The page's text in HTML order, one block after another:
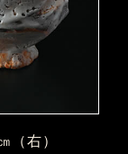
（右）